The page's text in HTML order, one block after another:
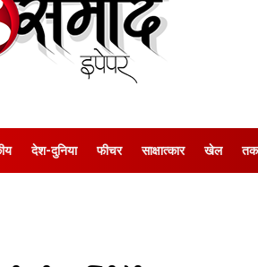
देश-दुनिया फीचर साक्षात्‍कार खेल